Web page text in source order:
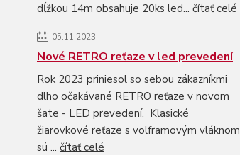
dĺžkou 14m obsahuje 20ks led... čítať celé
05.11.2023
Nové RETRO reťaze v led prevedení
Rok 2023 priniesol so sebou zákazníkmi
dlho očakávané RETRO reťaze v novom
šate - LED prevedení. Klasické
žiarovkové reťaze s volframovým vláknom
sú ... čítať celé